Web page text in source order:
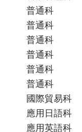
普通科
普通科
普通科
普通科
普通科
普通科
國際貿易科
應用日語科
應用英語科